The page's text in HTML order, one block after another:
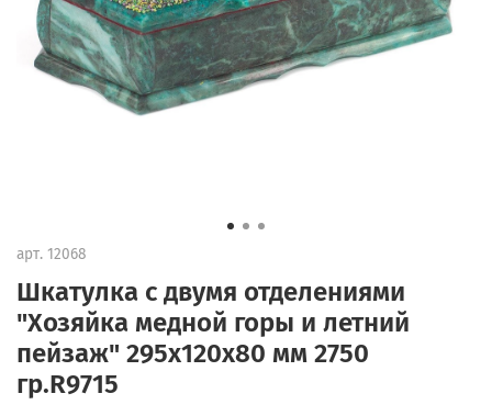
арт. 12068
Шкатулка с двумя отделениями
"Хозяйка медной горы и летний
пейзаж" 295х120х80 мм 2750
гр.R9715